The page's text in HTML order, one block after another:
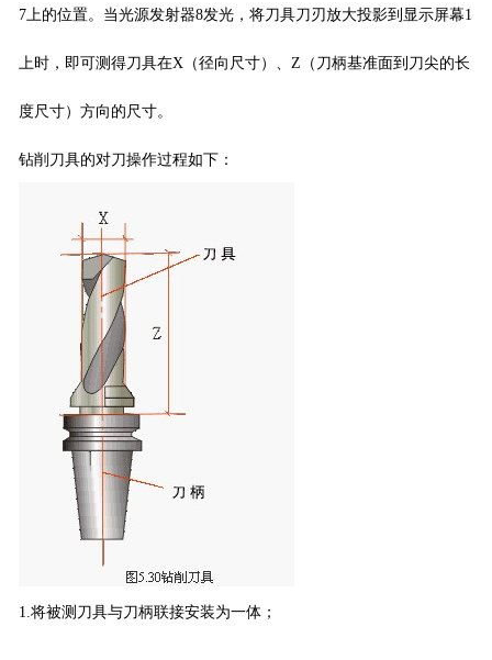
7上的位置。当光源发射器8发光，将刀具刀刃放大投影到显示屏幕1
上时，即可测得刀具在X（径向尺寸）、Z（刀柄基准面到刀尖的长
度尺寸）方向的尺寸。
钻削刀具的对刀操作过程如下：
1.将被测刀具与刀柄联接安装为一体；